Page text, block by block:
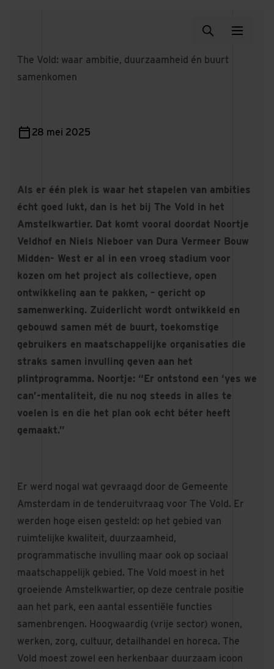
The Vold: waar ambitie, duurzaamheid én buurt
samenkomen
28 mei 2025
Als er één plek is waar het stapelen van ambities
écht goed lukt, dan is het bij The Vold in het
Amstelkwartier. Dat komt vooral doordat Noortje
Veldhof en Niels Nieboer van Dura Vermeer Bouw
Midden- West er al in een vroeg stadium voor
kozen om het project als collectieve, open
ontwikkeling aan te pakken, – gericht op
samenwerking. Zuiderlicht wordt ontwikkeld en
gebouwd samen mét de buurt, toekomstige
gebruikers en maatschappelijke organisaties die
straks samen invulling geven aan het
plintprogramma. Noortje: “Er ontstond een ‘yes we
can’-mentaliteit, die nu nog steeds in alles te
voelen is en die het plan ook echt béter heeft
gemaakt.”
Er werd nogal wat gevraagd door de Gemeente
Amsterdam in de tenderuitvraag voor The Vold. Er
werden hoge eisen gesteld: op het gebied van
ruimtelijke kwaliteit, duurzaamheid,
programmatische invulling maar ook op sociaal
maatschappelijk gebied. The Vold moest in het
groeiende Amstelkwartier, op deze centrale positie
aan het park, een aantal essentiële functies
samenbrengen. Hoogwaardig (vrije sector) wonen,
werken, zorg, cultuur, detailhandel en horeca. The
Vold moest zowel een herkenbaar duurzaam icoon